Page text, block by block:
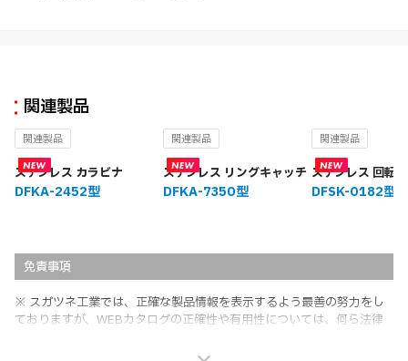
関連製品
関連製品
ステンレス カラビナ
DFKA-2452型
関連製品
ステンレス リングキャッチ
DFKA-7350型
関連製品
ステンレス 回転
DFSK-0182型
免責事項
※ スガツネ工業では、正確な製品情報を表示するよう最善の努力をし
ておりますが、WEBカタログの正確性や有用性については、何ら法律